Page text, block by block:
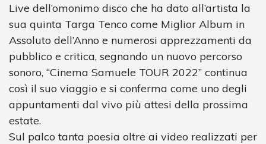
Live dell’omonimo disco che ha dato all’artista la
sua quinta Targa Tenco come Miglior Album in
Assoluto dell’Anno e numerosi apprezzamenti da
pubblico e critica, segnando un nuovo percorso
sonoro, “Cinema Samuele TOUR 2022” continua
così il suo viaggio e si conferma come uno degli
appuntamenti dal vivo più attesi della prossima
estate.
Sul palco tanta poesia oltre ai video realizzati per